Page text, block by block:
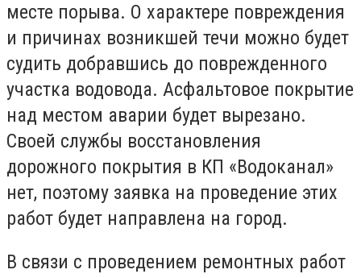
месте порыва. О характере повреждения
и причинах возникшей течи можно будет
судить добравшись до поврежденного
участка водовода. Асфальтовое покрытие
над местом аварии будет вырезано.
Своей службы восстановления
дорожного покрытия в КП «Водоканал»
нет, поэтому заявка на проведение этих
работ будет направлена на город.
В связи с проведением ремонтных работ